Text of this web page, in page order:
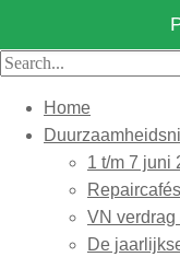
Home
1 t/m 7 juni
VN verdrag
De